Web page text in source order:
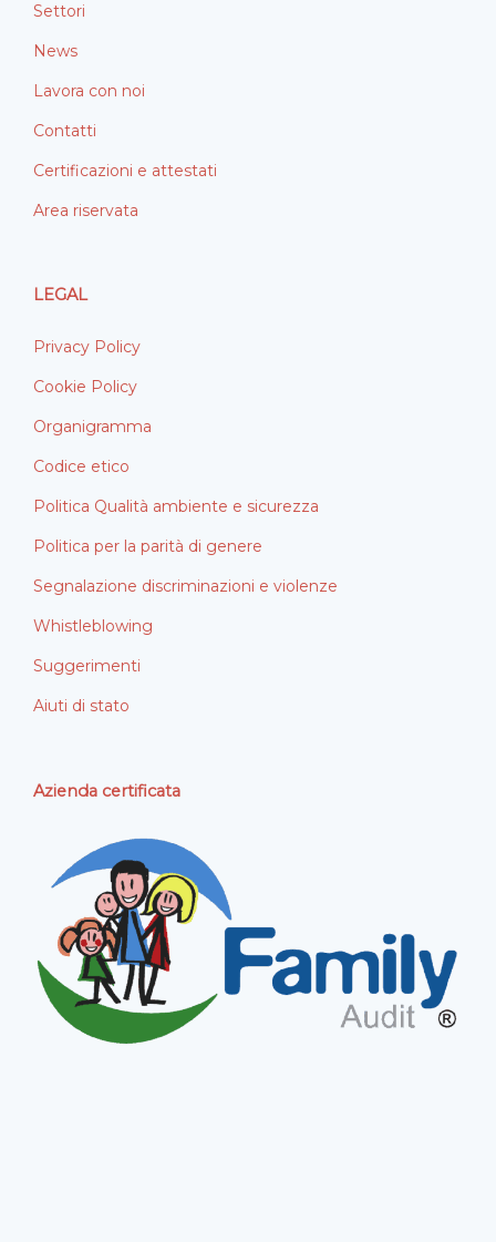
Settori
News
Lavora con noi
Contatti
Certificazioni e attestati
Area riservata
LEGAL
Privacy Policy
Cookie Policy
Organigramma
Codice etico
Politica Qualità ambiente e sicurezza
Politica per la parità di genere
Segnalazione discriminazioni e violenze
Whistleblowing
Suggerimenti
Aiuti di stato
Azienda certificata